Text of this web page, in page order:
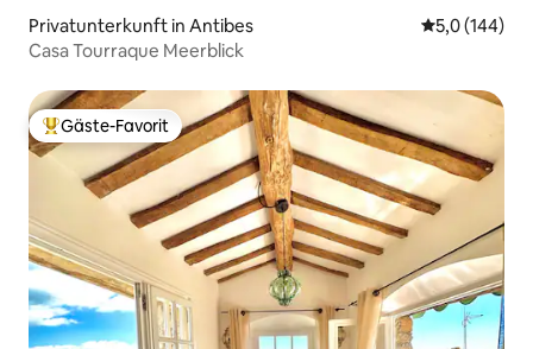
Privatunterkunft in Antibes
5,0 (144)
Casa Tourraque Meerblick
Beliebter Gäste-Favorit.
Gäste-Favorit